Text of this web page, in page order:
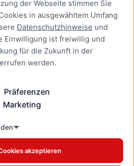
der Webseite stimmen Sie
in ausgewähltem Umfang
Datenschutzhinweise und
Einwilligung ist freiwillig und
für die Zukunft in der
werden.
Präferenzen
Marketing
akzeptieren